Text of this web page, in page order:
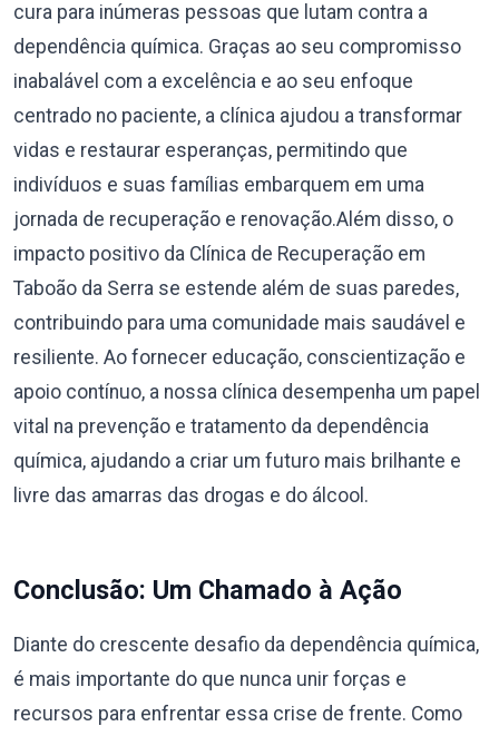
cura para inúmeras pessoas que lutam contra a
dependência química. Graças ao seu compromisso
inabalável com a excelência e ao seu enfoque
centrado no paciente, a clínica ajudou a transformar
vidas e restaurar esperanças, permitindo que
indivíduos e suas famílias embarquem em uma
jornada de recuperação e renovação.Além disso, o
impacto positivo da Clínica de Recuperação em
Taboão da Serra se estende além de suas paredes,
contribuindo para uma comunidade mais saudável e
resiliente. Ao fornecer educação, conscientização e
apoio contínuo, a nossa clínica desempenha um papel
vital na prevenção e tratamento da dependência
química, ajudando a criar um futuro mais brilhante e
livre das amarras das drogas e do álcool.
Conclusão: Um Chamado à Ação
Diante do crescente desafio da dependência química,
é mais importante do que nunca unir forças e
recursos para enfrentar essa crise de frente. Como